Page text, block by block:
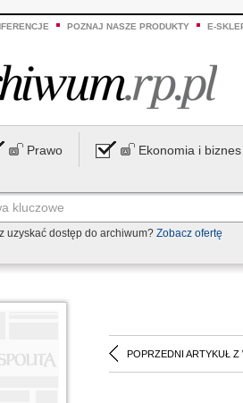
POZNAJ NASZE PRODUKTY E-
Prawo Ekonomia i biznes
uzyskać dostęp do archiwum? Zobacz ofertę
POPRZEDNI ARTYKUŁ Z